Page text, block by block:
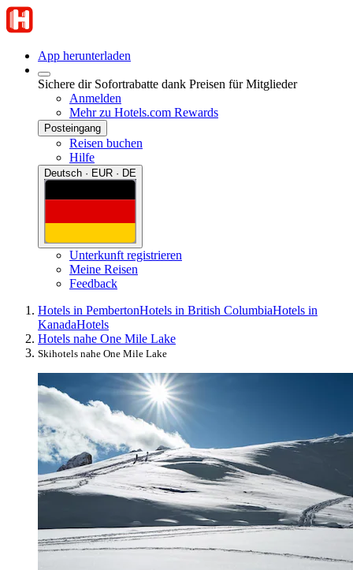
App herunterladen
Sichere dir Sofortrabatte dank Preisen für Mitglieder
Anmelden
Mehr zu Hotels.com Rewards
Posteingang
Reisen buchen
Hilfe
Deutsch · EUR · DE
Unterkunft registrieren
Meine Reisen
Feedback
Hotels in PembertonHotels in British ColumbiaHotels in
KanadaHotels
Hotels nahe One Mile Lake
Skihotels nahe One Mile Lake